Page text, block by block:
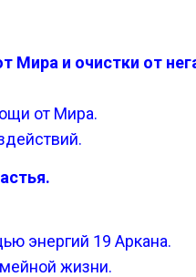
Мира и очистки от
от Мира.
энергий 19 Аркана.
жизни.